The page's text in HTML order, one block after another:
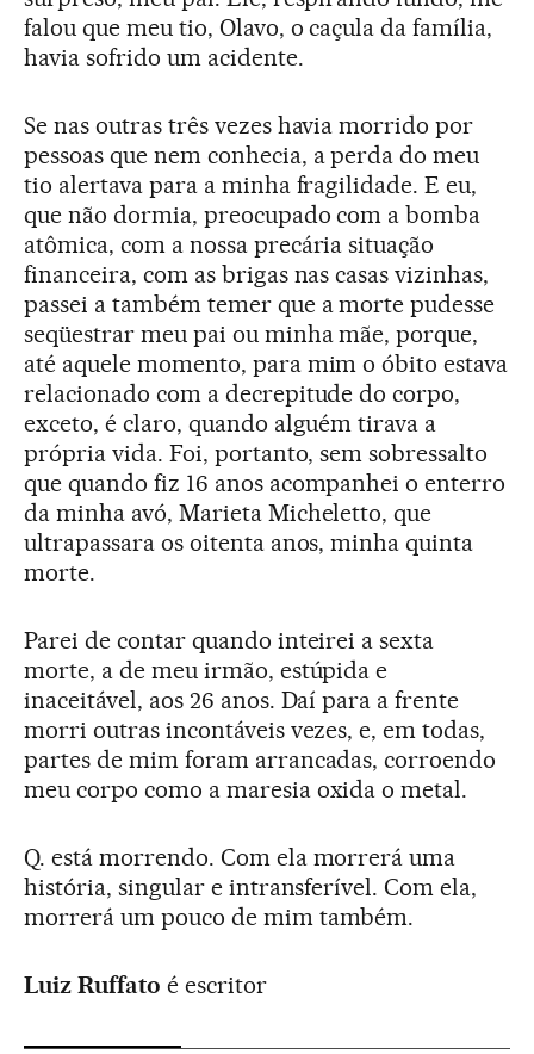
falou que meu tio, Olavo, o caçula da família,
havia sofrido um acidente.
Se nas outras três vezes havia morrido por
pessoas que nem conhecia, a perda do meu
tio alertava para a minha fragilidade. E eu,
que não dormia, preocupado com a bomba
atômica, com a nossa precária situação
financeira, com as brigas nas casas vizinhas,
passei a também temer que a morte pudesse
seqüestrar meu pai ou minha mãe, porque,
até aquele momento, para mim o óbito estava
relacionado com a decrepitude do corpo,
exceto, é claro, quando alguém tirava a
própria vida. Foi, portanto, sem sobressalto
que quando fiz 16 anos acompanhei o enterro
da minha avó, Marieta Micheletto, que
ultrapassara os oitenta anos, minha quinta
morte.
Parei de contar quando inteirei a sexta
morte, a de meu irmão, estúpida e
inaceitável, aos 26 anos. Daí para a frente
morri outras incontáveis vezes, e, em todas,
partes de mim foram arrancadas, corroendo
meu corpo como a maresia oxida o metal.
Q. está morrendo. Com ela morrerá uma
história, singular e intransferível. Com ela,
morrerá um pouco de mim também.
Luiz Ruffato é escritor